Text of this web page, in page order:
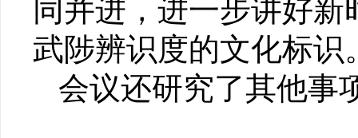
同并进，进一步讲好
武陟辨识度的文化标识
会议还研究了其他事